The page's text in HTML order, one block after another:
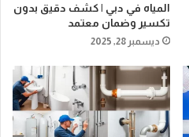
المياه في دبي | كشف دقيق بدون
تكسير وضمان معتمد
ديسمبر 28, 2025